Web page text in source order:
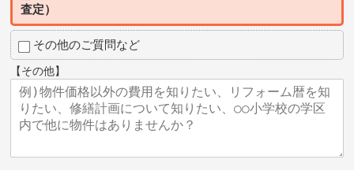
査定）
その他のご質問など
【その他】